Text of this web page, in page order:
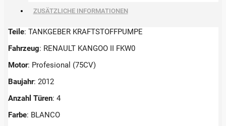
ZUSÄTZLICHE INFORMATIONEN
Teile: TANKGEBER KRAFTSTOFFPUMPE
Fahrzeug: RENAULT KANGOO II FKW0
Motor: Profesional (75CV)
Baujahr: 2012
Anzahl Türen: 4
Farbe: BLANCO